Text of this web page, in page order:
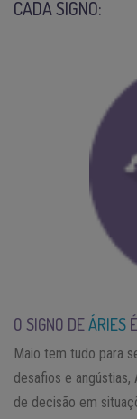
CADA SIGNO:
O SIGNO DEÁRIES
Maio tem tudo para
desafios e angústias,
de decisão em